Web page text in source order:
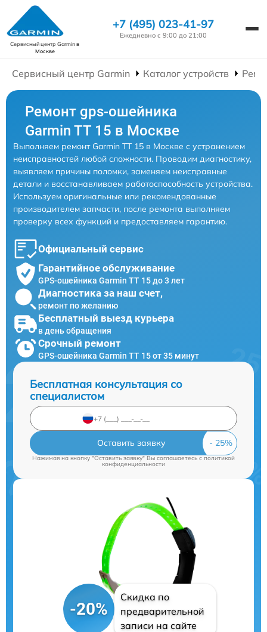
Сервисный центр Garminв
Москве
+7 (495) 023-41-97
Ежедневно с 9:00 до 21:00
Сервисный центр Garmin Каталог устройств
Ремонт gps-ошейника
Garmin TT 15 в Москве
Выполняем ремонт Garmin TT 15 в Москве с устранением
неисправностей любой сложности. Проводим диагностику,
выявляем причины поломки, заменяем неисправные
детали и восстанавливаем работоспособность устройства.
Используем оригинальные или рекомендованные
производителем запчасти, после ремонта выполняем
проверку всех функций и предоставляем гарантию.
Официальный сервис
Гарантийное обслуживание
GPS-ошейника Garmin TT 15 до 3 лет
Диагностика за наш счет,
ремонт по желанию
Бесплатный выезд курьера
в день обращения
Срочный ремонт
GPS-ошейника Garmin TT 15 от 35 минут
Бесплатная консультация со
специалистом
Оставить заявку
Нажимая на кнопку "Оставить заявку" Вы соглашаетесь cполитикой
конфиденциальности
-20%
Скидка по
предварительной
записи на сайте